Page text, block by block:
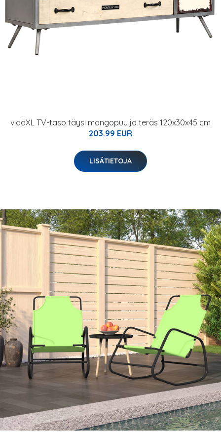
vidaXL TV-taso täysi mangopuu ja teräs 120x30x45 cm
203.99 EUR
LISÄTIETOJA